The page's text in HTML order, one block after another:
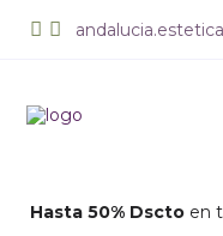
andalucia.estetica
Hasta 50% Dscto en